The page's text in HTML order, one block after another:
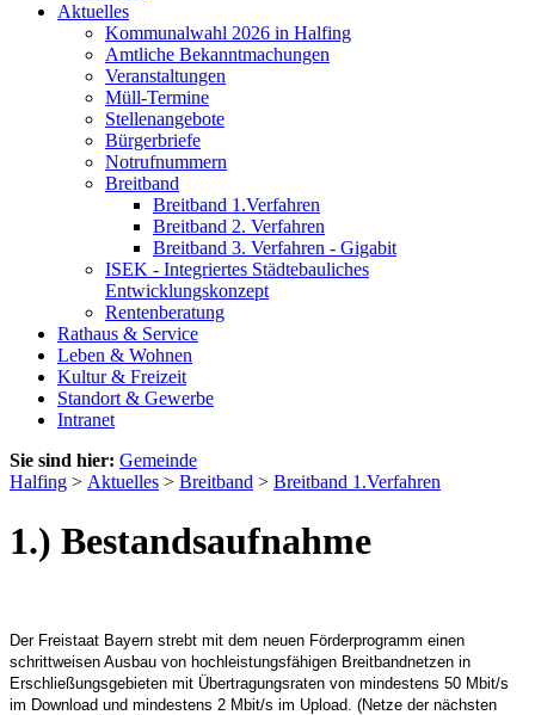
Aktuelles
Kommunalwahl 2026 in Halfing
Amtliche Bekanntmachungen
Veranstaltungen
Müll-Termine
Stellenangebote
Bürgerbriefe
Notrufnummern
Breitband
Breitband 1.Verfahren
Breitband 2. Verfahren
Breitband 3. Verfahren - Gigabit
ISEK - Integriertes Städtebauliches
Entwicklungskonzept
Rentenberatung
Rathaus & Service
Leben & Wohnen
Kultur & Freizeit
Standort & Gewerbe
Intranet
Sie sind hier: Gemeinde
Halfing > Aktuelles > Breitband > Breitband 1.Verfahren
1.) Bestandsaufnahme
Der Freistaat Bayern strebt mit dem neuen Förderprogramm einen
schrittweisen Ausbau von hochleistungsfähigen Breitbandnetzen in
Erschließungsgebieten mit Übertragungsraten von mindestens 50 Mbit/s
im Download und mindestens 2 Mbit/s im Upload. (Netze der nächsten